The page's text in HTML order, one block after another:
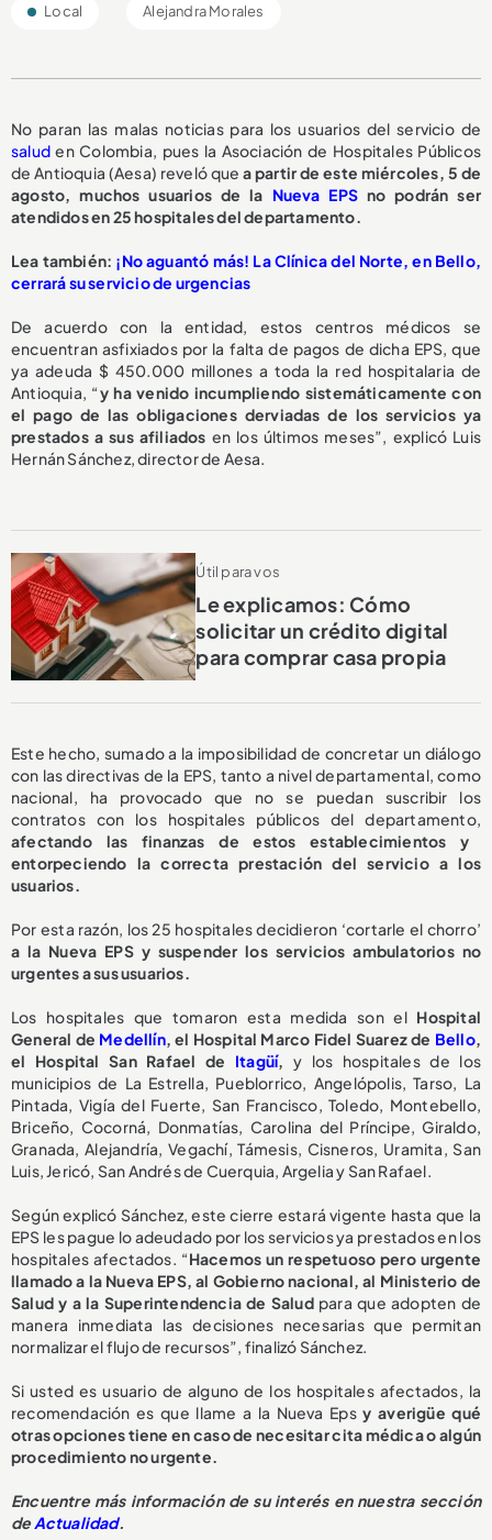
Local Alejandra Morales
No paran las malas noticias para los usuarios del servicio de
salud en Colombia, pues la Asociación de Hospitales Públicos
de Antioquia (Aesa) reveló quea partir de este miércoles, 5 de
agosto,
muchos usuarios de la Nueva EPS no podrán ser
atendidos en 25 hospitales del departamento.
Lea también: ¡No aguantó más! La Clínica del Norte, en Bello,
cerrará su servicio de urgencias
De acuerdo con la entidad, estos centros médicos se
encuentran asfixiados por la falta de pagos de dicha EPS, que
ya adeuda $ 450.000 millones a toda la red hospitalaria de
Antioquia, “y ha venido incumpliendo sistemáticamente con
el pago de las obligaciones derviadas de los servicios ya
prestados a sus afiliados en los últimos meses”, explicó Luis
Hernán Sánchez, director de Aesa.
Útil para vos
Le explicamos: Cómo
solicitar un crédito digital
para comprar casa propia
Este hecho, sumado a la imposibilidad de concretar un diálogo
con las directivas de la EPS, tanto a nivel departamental, como
nacional, ha provocado que no se puedan suscribir los
contratos con los hospitales públicos del departamento,
afectando las finanzas de estos establecimientos y
entorpeciendo la correcta prestación del servicio a los
usuarios.
Por esta razón, los 25 hospitales decidieron ‘cortarle el chorro’
a la Nueva EPS y suspender los servicios ambulatorios no
urgentes a sus usuarios.
Los hospitales que tomaron esta medida son el Hospital
General de Medellín, el Hospital Marco Fidel Suarez de Bello,
el Hospital San Rafael de Itagüí, y los hospitales de los
municipios de La Estrella, Pueblorrico, Angelópolis, Tarso, La
Pintada, Vigía del Fuerte, San Francisco, Toledo, Montebello,
Briceño, Cocorná, Donmatías, Carolina del Príncipe, Giraldo,
Granada, Alejandría, Vegachí, Támesis, Cisneros, Uramita, San
Luis, Jericó, San Andrés de Cuerquia, Argelia y San Rafael.
Según explicó Sánchez, este cierre estará vigente hasta que la
EPS les pague lo adeudado por los servicios ya prestados en los
hospitales afectados. “Hacemos un respetuoso pero urgente
llamado a la Nueva EPS, al Gobierno nacional, al Ministerio de
Salud y a la Superintendencia de Salud para que adopten de
manera inmediata las decisiones necesarias que permitan
normalizar el flujo de recursos”, finalizó Sánchez.
Si usted es usuario de alguno de los hospitales afectados, la
recomendación es que llame a la Nueva Epsy averigüe qué
otras opciones tiene en caso de necesitar cita médica o algún
procedimiento no urgente.
Encuentre más información de su interés en nuestra sección
deActualidad.